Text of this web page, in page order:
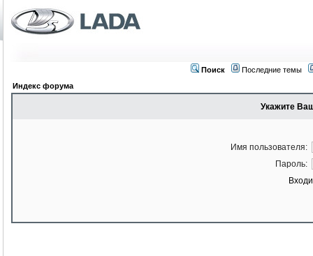
Поиск
Последние темы
Индекс форума
Укажите
Имя пользователя:
Пароль: